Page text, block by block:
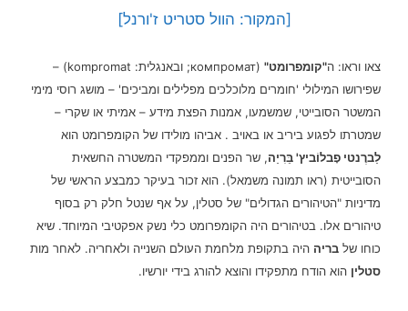
[המקור: הוול סטריט ז'ורנל]
צאו וראו: ה"קומפרומט"
(компромат; ובאנגלית: kompromat) –
שפירושו המילולי 'חומרים מלוכלכים מפלילים ומביכים' – מושג רוסי מימי
המשטר הסובייטי, שמשמעו, אמנות הפצת מידע – אמיתי או שקרי –
שמטרתו לפגוע ביריב או באויב . אביהו מולידו של הקומפרומט הוא
לַברֶנטי פָבלוֹביץ' בֵּרִיַה, שר הפנים וממפקדי המשטרה החשאית
הסובייטית (ראו תמונה משמאל). הוא זכור בעיקר כמבצע הראשי של
מדיניות "הטיהורים הגדולים" של סטלין, על אף שנטל חלק רק בסוף
טיהורים אלו. בטיהורים היה הקומפרומט כלי נשק אפקטיבי המיוחד. שיא
כוחו של בריה היה בתקופת מלחמת העולם השנייה ולאחריה. לאחר מות
סטלין הוא הודח מתפקידו והוצא להורג בידי יורשיו.